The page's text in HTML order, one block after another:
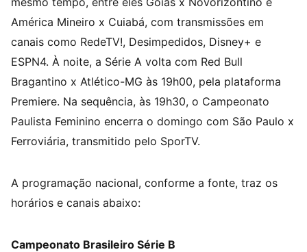
América Mineiro x Cuiabá, com transmissões em
canais como RedeTV!, Desimpedidos, Disney+ e
ESPN4. À noite, a Série A volta com Red Bull
Bragantino x Atlético-MG às 19h00, pela plataforma
Premiere. Na sequência, às 19h30, o Campeonato
Paulista Feminino encerra o domingo com São Paulo x
Ferroviária, transmitido pelo SporTV.
A programação nacional, conforme a fonte, traz os
horários e canais abaixo:
Campeonato Brasileiro Série B